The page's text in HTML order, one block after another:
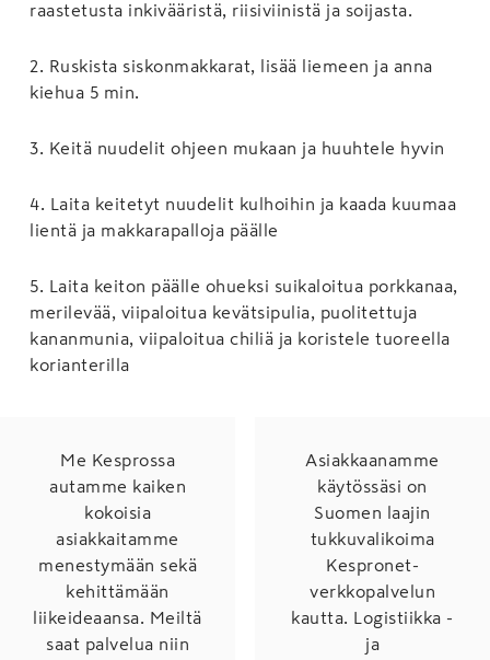
raastetusta inkivääristä, riisiviinistä ja soijasta.
2
Ruskista siskonmakkarat, lisää liemeen ja anna
kiehua 5 min.
3 Keitä nuudelit ohjeen mukaan ja huuhtele hyvin
4
Laita keitetyt nuudelit kulhoihin ja kaada kuumaa
lientä ja makkarapalloja päälle
5
Laita keiton päälle ohueksi suikaloitua porkkanaa,
merilevää, viipaloitua kevätsipulia, puolitettuja
kananmunia, viipaloitua chiliä ja koristele tuoreella
korianterilla
Me Kesprossa
autamme kaiken
kokoisia
asiakkaitamme
menestymään sekä
kehittämään
liikeideaansa. Meiltä
saat palvelua niin
Asiakkaanamme
käytössäsi on
Suomen laajin
tukkuvalikoima
Kespronet-
verkkopalvelun
kautta. Logistiikka -
ja